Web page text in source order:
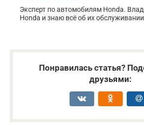
Эксперт по автомобилям Honda.
Honda и знаю всё об их
Понравилась статья?
друзьями: